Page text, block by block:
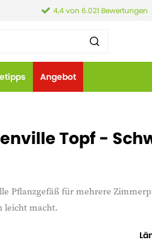
4,4 von 6.021 Bewertungen
Angebot
Topf -
Pflanzgefäß für mehrere
leicht macht.